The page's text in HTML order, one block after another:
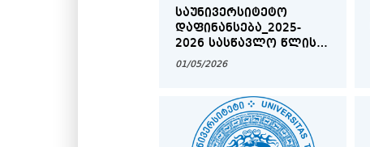
ᲡᲐᲣᲜᲘᲕᲔᲠᲡᲘᲢᲔᲢᲝ
ᲓᲐᲤᲘᲜᲐᲜᲡᲔᲑᲐ_2025-
2026 ᲡᲐᲡᲬᲐᲕᲚᲝ ᲬᲚᲘᲡ
ᲒᲐᲖᲐᲤᲮᲣᲚᲘᲡ
01/05/2026